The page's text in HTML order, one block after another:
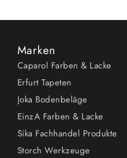
Marken
Caparol Farben & Lacke
Erfurt Tapeten
Joka Bodenbeläge
EinzA Farben & Lacke
Sika Fachhandel Produkte
Storch Werkzeuge